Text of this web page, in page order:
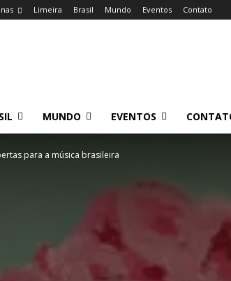
Limeira Brasil Mundo Eventos Contato
MUNDO EVENTOS
para a música brasileira